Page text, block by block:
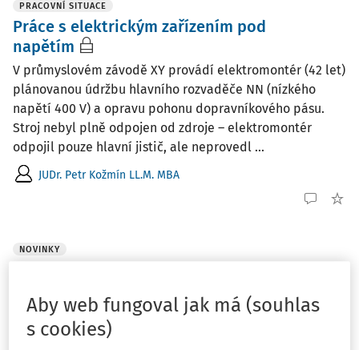
PRACOVNÍ SITUACE
Práce s elektrickým zařízením pod
napětím
V průmyslovém závodě XY provádí elektromontér (42 let)
plánovanou údržbu hlavního rozvaděče NN (nízkého
napětí 400 V) a opravu pohonu dopravníkového pásu.
Stroj nebyl plně odpojen od zdroje – elektromontér
odpojil pouze hlavní jistič, ale neprovedl ...
JUDr. Petr Kožmín LL.M. MBA
NOVINKY
Nejvyšší soud ČR v rozsudku sp. zn. 21 Cdo 1325/2025
potvrdil, že povinnost zaměstnavatele zajišťovat
Aby web fungoval jak má (souhlas
s cookies)